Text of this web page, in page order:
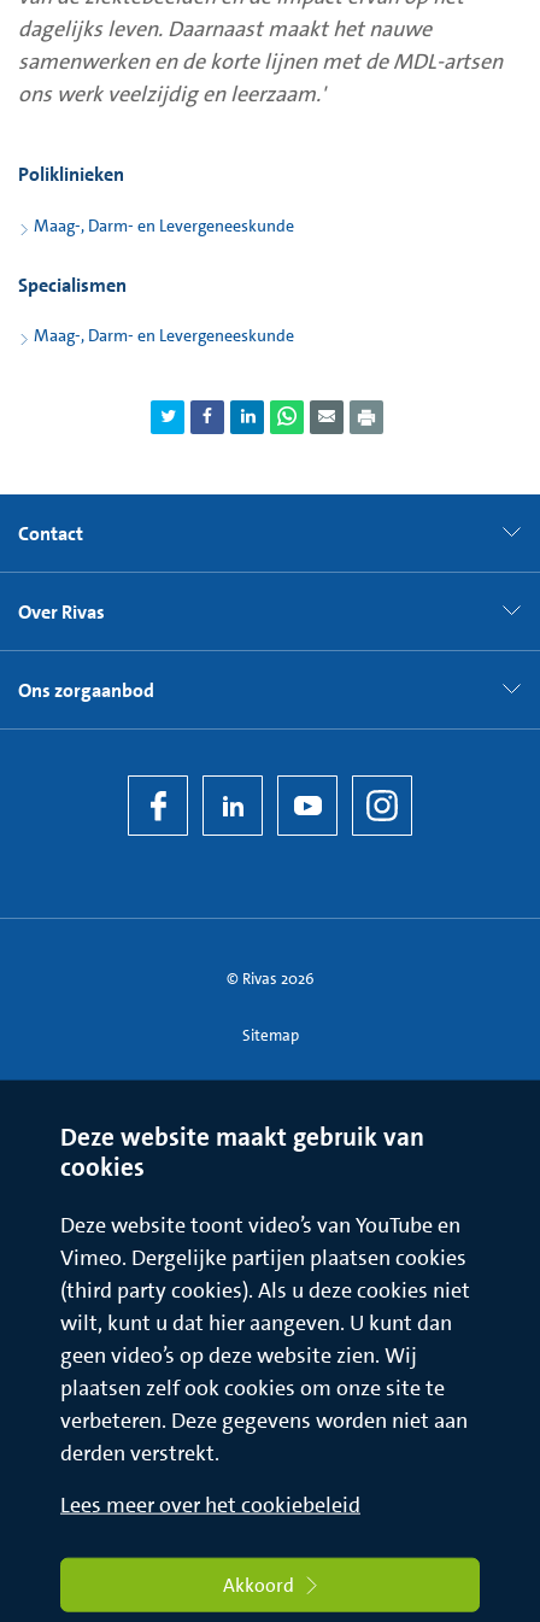
dagelijks leven. Daarnaast maakt het nauwe
samenwerken en de korte lijnen met de MDL-artsen
ons werk veelzijdig en leerzaam.'
Poliklinieken
Maag-, Darm- en Levergeneeskunde
Specialismen
Maag-, Darm- en Levergeneeskunde
Contact
Over Rivas
Ons zorgaanbod
© Rivas 2026
Sitemap
Deze website maakt gebruik van
cookies
Deze website toont video’s van YouTube en
Vimeo. Dergelijke partijen plaatsen cookies
(third party cookies). Als u deze cookies niet
wilt, kunt u dat hier aangeven. U kunt dan
geen video’s op deze website zien. Wij
plaatsen zelf ook cookies om onze site te
verbeteren. Deze gegevens worden niet aan
derden verstrekt.
Lees meer over het cookiebeleid
Akkoord